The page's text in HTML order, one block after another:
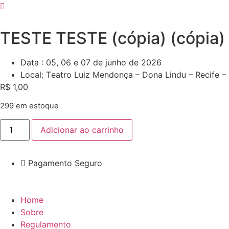
Ir
o
conteúdo
TESTE TESTE (cópia) (cópia)
Data : 05, 06 e 07 de junho de 2026
Local: Teatro Luiz Mendonça – Dona Lindu – Recife –
R$ 1,00
299 em estoque
TESTE
TESTE
(cópia)
Adicionar ao carrinho
Pagamento Seguro
Home
Sobre
Regulamento